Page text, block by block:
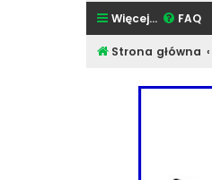
Więcej… FAQ
Strona główna